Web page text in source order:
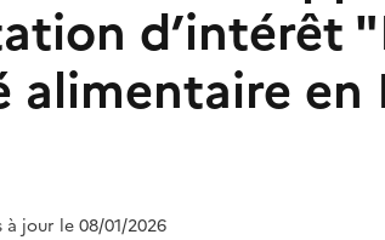
d’intérêt
alimentaire en
à jour le 08/01/2026